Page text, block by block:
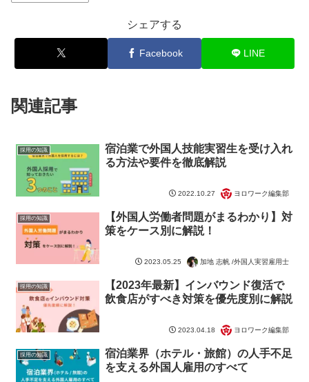
シェアする
Facebook LINE
関連記事
採用の知識
宿泊業で外国人技能実習生を受け入れ
る方法や要件を徹底解説
2022.10.27 ヨロワーク編集部
採用の知識
【外国人労働者問題がまるわかり】対
策をケース別に解説！
2023.05.25 加地 志帆 /外国人実習雇用士
採用の知識
【2023年最新】インバウンド復活で
飲食店がすべき対策を優先度別に解説
2023.04.18 ヨロワーク編集部
採用の知識
宿泊業界（ホテル・旅館）の人手不足
を支える外国人雇用のすべて